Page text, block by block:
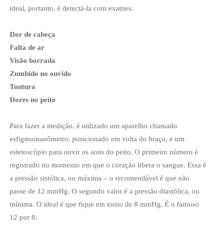
ideal, portanto, é detectá-la com exames.
Dor de cabeça
Falta de ar
Visão borrada
Zumbido no ouvido
Tontura
Dores no peito
Para fazer a medição, é utilizado um aparelho chamado
esfigmomanômetro, posicionado em volta do braço, e um
estetoscópio para ouvir os sons do peito. O primeiro número é
registrado no momento em que o coração libera o sangue. Essa é
a pressão sistólica, ou máxima – o recomendável é que não
passe de 12 mmHg. O segundo valor é a pressão diastólica, ou
mínima. O ideal é que fique em torno de 8 mmHg. É o famoso
12 por 8.